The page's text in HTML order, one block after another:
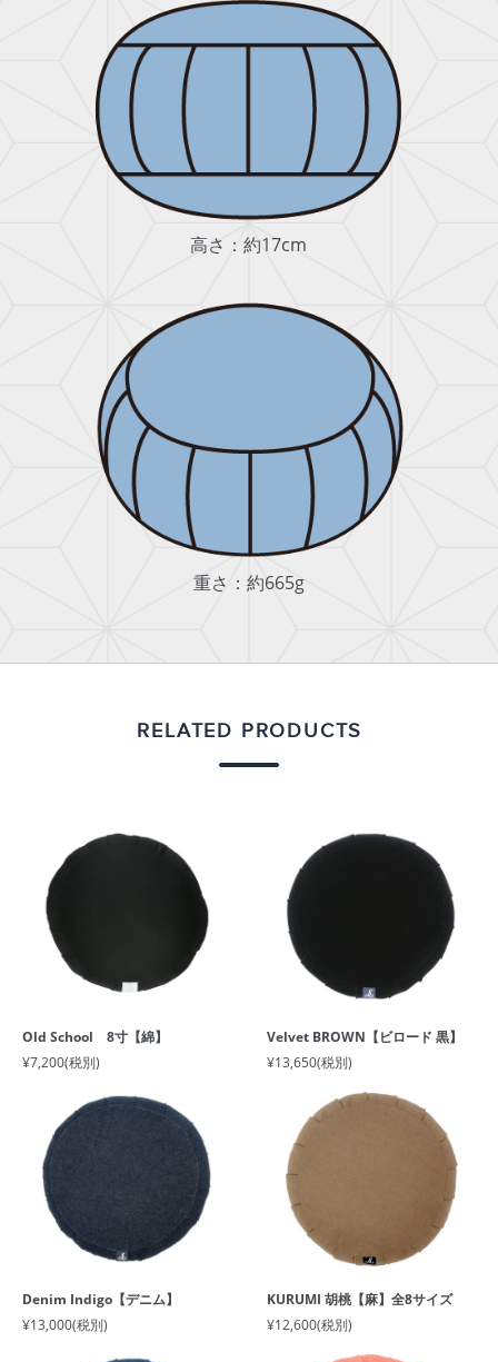
高さ：約17cm
重さ：約665g
RELATED PRODUCTS
Old School 8寸【綿】
¥7,200(税別)
Velvet BROWN【ビロード 黒】
¥13,650(税別)
Denim Indigo【デニム】
¥13,000(税別)
KURUMI 胡桃【麻】全8サイズ
¥12,600(税別)